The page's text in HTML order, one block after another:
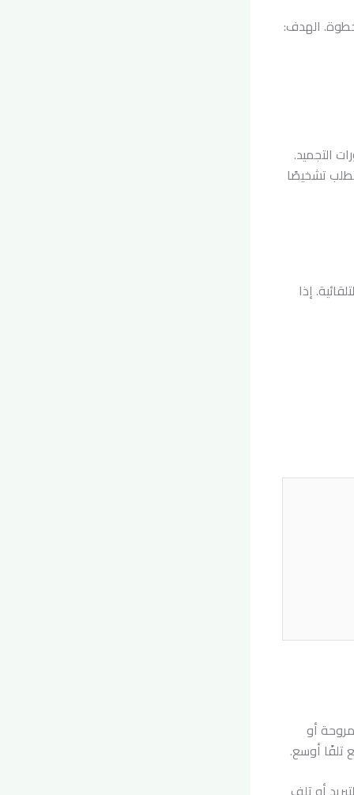
الهدف:
التجميد.
تشخيصًا
إذا
أو
تلفًا أوسع.